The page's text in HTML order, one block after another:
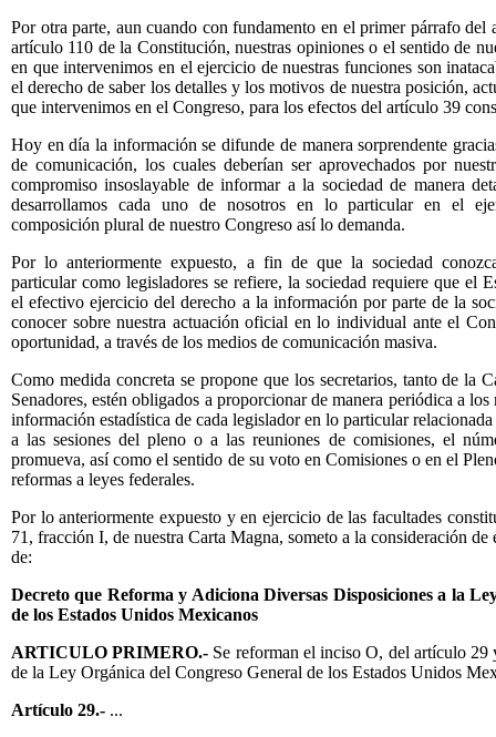
Por otra parte, aun cuando con fundamento en el primer párrafo
artículo 110 de la Constitución, nuestras opiniones o el sentido de
en que intervenimos en el ejercicio de nuestras funciones son
el derecho de saber los detalles y los motivos de nuestra posición,
que intervenimos en el Congreso, para los efectos del artículo 39
Hoy en día la información se difunde de manera sorprendente
de comunicación, los cuales deberían ser aprovechados por
compromiso insoslayable de informar a la sociedad de manera
desarrollamos cada uno de nosotros en lo particular en el
composición plural de nuestro Congreso así lo demanda.
Por lo anteriormente expuesto, a fin de que la sociedad
particular como legisladores se refiere, la sociedad requiere que el
el efectivo ejercicio del derecho a la información por parte de la
conocer sobre nuestra actuación oficial en lo individual ante el
oportunidad, a través de los medios de comunicación masiva.
Como medida concreta se propone que los secretarios, tanto de la
Senadores, estén obligados a proporcionar de manera periódica a
información estadística de cada legislador en lo particular
a las sesiones del pleno o a las reuniones de comisiones, el
promueva, así como el sentido de su voto en Comisiones o en el
reformas a leyes federales.
Por lo anteriormente expuesto y en ejercicio de las facultades
71, fracción I, de nuestra Carta Magna, someto a la consideración de
de:
Decreto que Reforma y Adiciona Diversas Disposiciones a la
de los Estados Unidos Mexicanos
ARTICULO PRIMERO.- Se reforman el inciso O, del artículo
de la Ley Orgánica del Congreso General de los Estados Unidos
Artículo 29.- ...